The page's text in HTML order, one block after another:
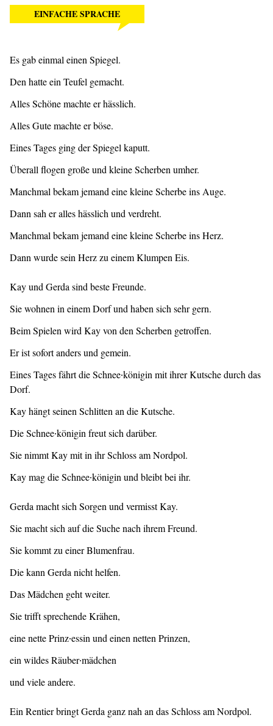
EINFACHE SPRACHE
Es gab einmal einen Spiegel.
Den hatte ein Teufel gemacht.
Alles Schöne machte er hässlich.
Alles Gute machte er böse.
Eines Tages ging der Spiegel kaputt.
Überall flogen große und kleine Scherben umher.
Manchmal bekam jemand eine kleine Scherbe ins Auge.
Dann sah er alles hässlich und verdreht.
Manchmal bekam jemand eine kleine Scherbe ins Herz.
Dann wurde sein Herz zu einem Klumpen Eis.
Kay und Gerda sind beste Freunde.
Sie wohnen in einem Dorf und haben sich sehr gern.
Beim Spielen wird Kay von den Scherben getroffen.
Er ist sofort anders und gemein.
Eines Tages fährt die Schnee∙königin mit ihrer Kutsche durch das
Dorf.
Kay hängt seinen Schlitten an die Kutsche.
Die Schnee∙königin freut sich darüber.
Sie nimmt Kay mit in ihr Schloss am Nordpol.
Kay mag die Schnee∙königin und bleibt bei ihr.
Gerda macht sich Sorgen und vermisst Kay.
Sie macht sich auf die Suche nach ihrem Freund.
Sie kommt zu einer Blumenfrau.
Die kann Gerda nicht helfen.
Das Mädchen geht weiter.
Sie trifft sprechende Krähen,
eine nette Prinz∙essin und einen netten Prinzen,
ein wildes Räuber∙mädchen
und viele andere.
Ein Rentier bringt Gerda ganz nah an das Schloss am Nordpol.